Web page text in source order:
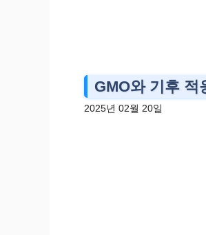
GMO와 기후 적
2025년 02월 20일